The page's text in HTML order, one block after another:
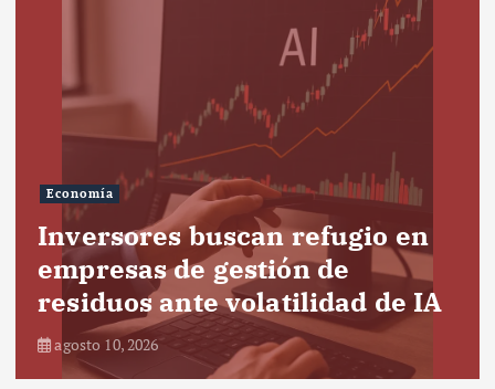
Economía
Inversores buscan refugio en
empresas de gestión de
residuos ante volatilidad de IA
agosto 10, 2026